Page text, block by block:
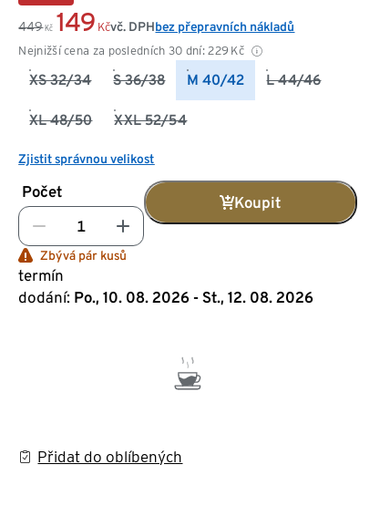
449 Kč 149 Kč
Nejnižší cena za posledních 30 dní: 229 Kč
vč. DPHbez přepravních nákladů
XS 32/34 S 36/38 M 40/42 L 44/46
XL 48/50 XXL 52/54
Zjistit správnou velikost
Počet
Koupit
Zbývá pár kusů
termín
dodání: Po., 10. 08. 2026 - St., 12. 08. 2026
Přidat do oblíbených